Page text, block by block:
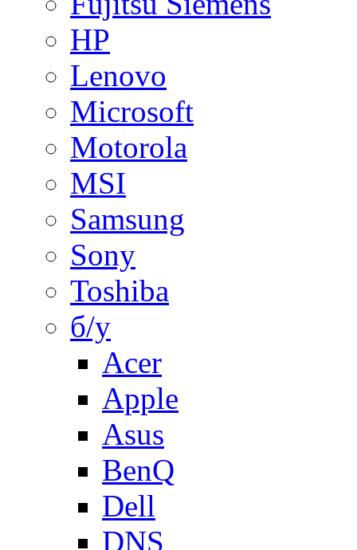
HP
Lenovo
Microsoft
Motorola
MSI
Samsung
Sony
Toshiba
б/у
Acer
Apple
Asus
BenQ
Dell
DNS